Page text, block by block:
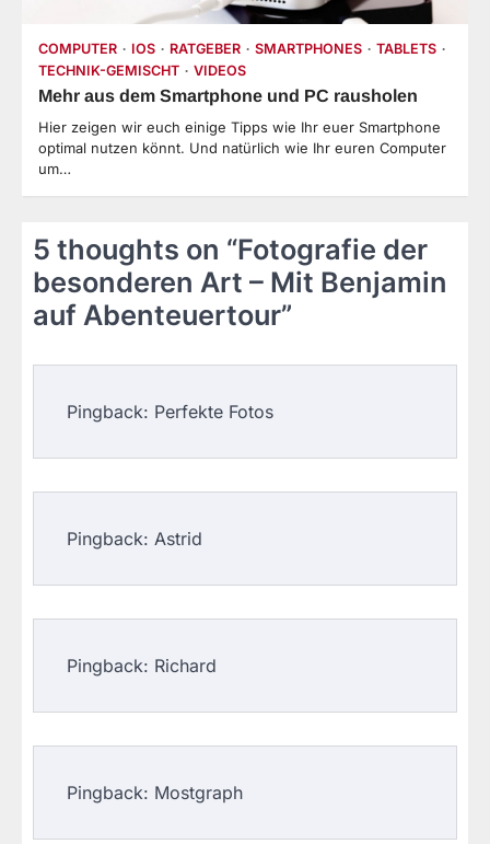
COMPUTER IOS RATGEBER SMARTPHONES
TABLETS
TECHNIK-GEMISCHT
VIDEOS
Mehr aus dem Smartphone und PC rausholen
Hier zeigen wir euch einige Tipps wie Ihr euer Smartphone
optimal nutzen könnt. Und natürlich wie Ihr euren Computer
um…
5 thoughts on “Fotografie der
besonderen Art – Mit Benjamin
auf Abenteuertour”
Pingback: Perfekte Fotos
Pingback: Astrid
Pingback: Richard
Pingback: Mostgraph